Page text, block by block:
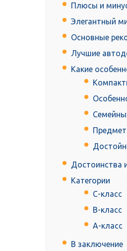
Плюсы и
Элегантный
Основные
Лучшие
Какие
Достоинства
Категории
С-класс
В-класс
А-класс
В заключение